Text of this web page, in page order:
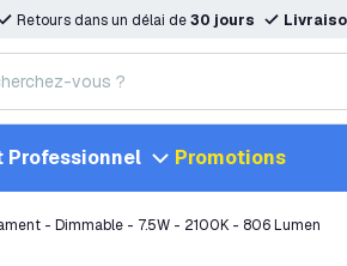
Retours dans un délai de30 jours
Professionnel Promotions
Ampoule LED E27 Filament - Dimmable - 7.5W - 2100K - 806 Lumen